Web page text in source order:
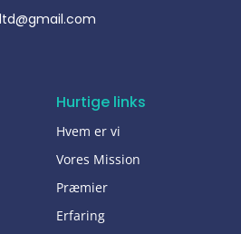
Hurtige links
Hvem er vi
Vores Mission
Præmier
Erfaring